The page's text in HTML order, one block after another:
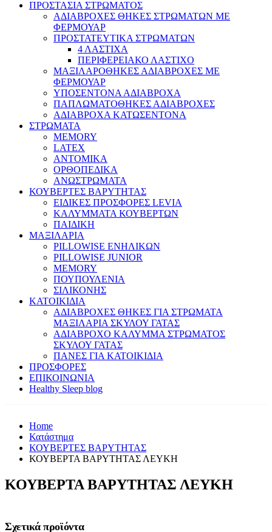
ΠΡΟΣΤΑΣΙΑ ΣΤΡΩΜΑΤΟΣ
ΑΔΙΑΒΡΟΧΕΣ ΘΗΚΕΣ ΣΤΡΩΜΑΤΩΝ ΜΕ
ΦΕΡΜΟΥΑΡ
ΠΡΟΣΤΑΤΕΥΤΙΚΑ ΣΤΡΩΜΑΤΩΝ
4 ΛΑΣΤΙΧΑ
ΠΕΡΙΦΕΡΕΙΑΚΟ ΛΑΣΤΙΧΟ
ΜΑΞΙΛΑΡΟΘΗΚΕΣ ΑΔΙΑΒΡΟΧΕΣ ΜΕ
ΦΕΡΜΟΥΑΡ
ΥΠΟΣΕΝΤΟΝΑ ΑΔΙΑΒΡΟΧΑ
ΠΑΠΛΩΜΑΤΟΘΗΚΕΣ ΑΔΙΑΒΡΟΧΕΣ
ΑΔΙΑΒΡΟΧΑ ΚΑΤΩΣΕΝΤΟΝΑ
ΣΤΡΩΜΑΤΑ
MEMORY
LATEX
ΑΝΤΟΜΙΚΑ
ΟΡΘΟΠΕΔΙΚΑ
ΑΝΩΣΤΡΩΜΑΤΑ
ΚΟΥΒΕΡΤΕΣ ΒΑΡΥΤΗΤΑΣ
ΕΙΔΙΚΕΣ ΠΡΟΣΦΟΡΕΣ LEVIA
ΚΑΛΥΜΜΑΤΑ ΚΟΥΒΕΡΤΩΝ
ΠΑΙΔΙΚΗ
ΜΑΞΙΛΑΡΙΑ
PILLOWISE ΕΝΗΛΙΚΩΝ
PILLOWISE JUNIOR
MEMORY
ΠΟΥΠΟΥΛΕΝΙΑ
ΣΙΛΙΚΟΝΗΣ
ΚΑΤΟΙΚΙΔΙΑ
ΑΔΙΑΒΡΟΧΕΣ ΘΗΚΕΣ ΓΙΑ ΣΤΡΩΜΑΤΑ
ΜΑΞΙΛΑΡΙΑ ΣΚΥΛΟΥ ΓΑΤΑΣ
ΑΔΙΑΒΡΟΧΟ ΚΑΛΥΜΜΑ ΣΤΡΩΜΑΤΟΣ
ΣΚΥΛΟΥ ΓΑΤΑΣ
ΠΑΝΕΣ ΓΙΑ ΚΑΤΟΙΚΙΔΙΑ
ΠΡΟΣΦΟΡΕΣ
ΕΠΙΚΟΙΝΩΝΙΑ
Healthy Sleep blog
Home
Κατάστημα
ΚΟΥΒΕΡΤΕΣ ΒΑΡΥΤΗΤΑΣ
ΚΟΥΒΕΡΤΑ ΒΑΡΥΤΗΤΑΣ ΛΕΥΚΗ
ΚΟΥΒΕΡΤΑ ΒΑΡΥΤΗΤΑΣ ΛΕΥΚΗ
Σχετικά προϊόντα